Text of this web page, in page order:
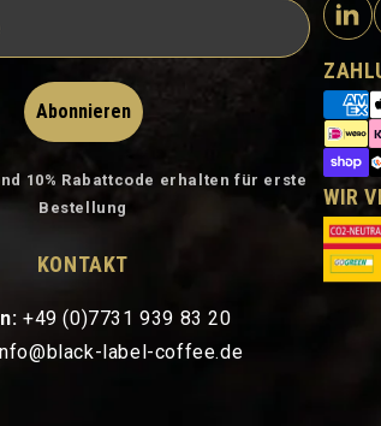
Abonnieren
10% Rabattcode erhalten für erste
Bestellung
KONTAKT
+49 (0)7731 939 83 20
label-coffee.de
WIR